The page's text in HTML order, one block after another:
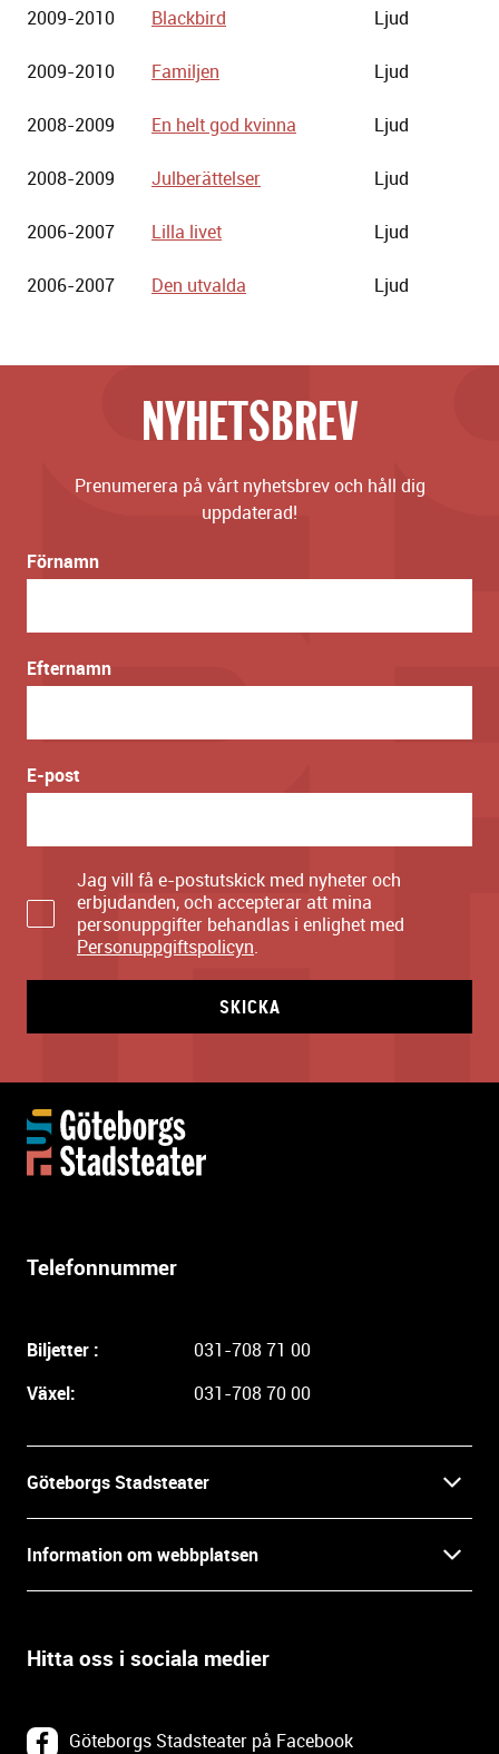
2009-2010 Blackbird Ljud
2009-2010 Familjen Ljud
2008-2009 En helt god kvinna Ljud
2008-2009 Julberättelser Ljud
2006-2007 Lilla livet Ljud
2006-2007 Den utvalda Ljud
NYHETSBREV
Prenumerera på vårt nyhetsbrev och håll dig
uppdaterad!
Förnamn
Efternamn
E-post
Jag vill få e-postutskick med nyheter och
erbjudanden, och accepterar att mina
personuppgifter behandlas i enlighet med
Personuppgiftspolicyn.
SKICKA
Telefonnummer
Biljetter :
031-708 71 00
Växel:
031-708 70 00
Göteborgs Stadsteater
Press
Öppettider
Information om webbplatsen
Villkor och integritet
Om webbplatsen
Hitta oss i sociala medier
Göteborgs Stadsteater på Facebook